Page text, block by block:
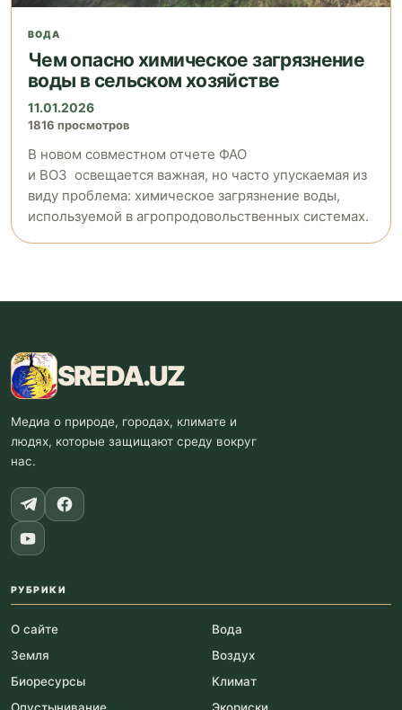
ВОДА
Чем опасно химическое загрязнение
воды в сельском хозяйстве
11.01.2026
1816 просмотров
В новом совместном отчете ФАО
и ВОЗ освещается важная, но часто упускаемая из
виду проблема: химическое загрязнение воды,
используемой в агропродовольственных системах.
SREDA.UZ
Медиа о природе, городах, климате и
людях, которые защищают среду вокруг
нас.
РУБРИКИ
О сайте
Вода
Земля
Воздух
Биоресурсы
Климат
Опустынивание
Экориски